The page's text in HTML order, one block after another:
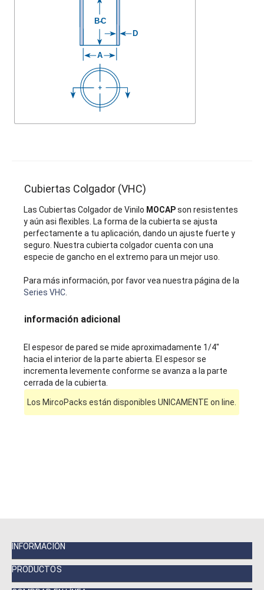
Cubiertas Colgador (VHC)
Las Cubiertas Colgador de Vinilo MOCAPson resistentes
y aún asi flexibles. La forma de la cubierta se ajusta
perfectamente a tu aplicación, dando un ajuste fuerte y
seguro. Nuestra cubierta colgador cuenta con una
especie de gancho en el extremo para un mejor uso.
Para más información, por favor vea nuestra página de la
Series VHC
información adicional
El espesor de pared se mide aproximadamente 1/4"
hacia el interior de la parte abierta. El espesor se
incrementa levemente conforme se avanza a la parte
cerrada de la cubierta.
Los MircoPacks están disponibles UNICAMENTE on line.
INFORMACIÓN
PRODUCTOS